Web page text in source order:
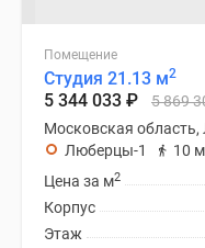
Помещение
Студия 21.13 м2
5 344 033 ₽ 5 869
Московская
Люберцы-1
10
Цена за м2
Корпус
Этаж